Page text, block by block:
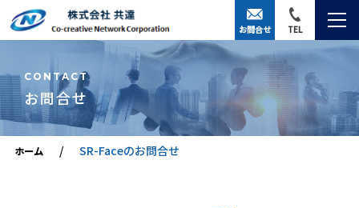
TEL
お問合せ
CONTACT
お問合せ
ホーム SR-Faceのお問合せ